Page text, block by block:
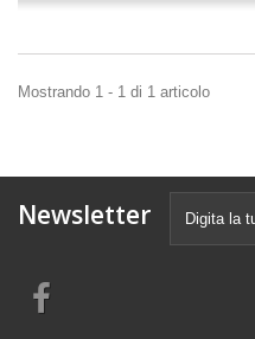
Mostrando 1 - 1 di 1 articolo
Newsletter